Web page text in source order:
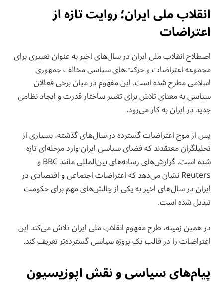
انقلاب ملی ایران؛ روایت تازه از
اعتراضات
اصطلاح انقلاب ملی ایران در سال‌های اخیر به عنوان تعبیری برای
مجموعه اعتراضات و حرکت‌های سیاسی مخالف جمهوری
اسلامی مطرح شده است. این مفهوم در میان برخی فعالان
سیاسی به معنای تلاش برای تغییر ساختار قدرت و ایجاد نظامی
جدید در ایران به کار می‌رود.
پس از موج اعتراضات گسترده در سال‌های گذشته، بسیاری از
تحلیلگران معتقدند که فضای سیاسی ایران وارد مرحله‌ای تازه
شده است. گزارش‌های رسانه‌های بین‌المللی مانند BBC و
Reuters نشان می‌دهد که اعتراضات اجتماعی و اقتصادی در
ایران در سال‌های اخیر به یکی از چالش‌های مهم برای حکومت
تبدیل شده است.
در همین زمینه، طرح مفهوم انقلاب ملی ایران تلاش می‌کند این
اعتراضات را در قالب یک پروژه سیاسی گسترده‌تر تعریف کند.
پیام‌های سیاسی و نقش اپوزیسیون